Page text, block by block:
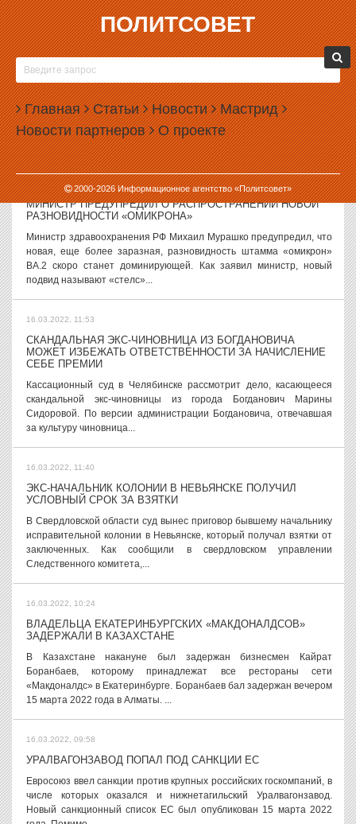
ПОЛИТСОВЕТ
Главная Статьи Новости Мастрид
Новости партнеров О проекте
2000-2026Информационное агентство «Политсовет»
16.03.2022, 13:52
В СВЕРДЛОВСКОЙ ОБЛАСТИ ЗАФИКСИРОВАЛИ 1 802
СЛУЧАЯ COVID-19 ЗА СУТКИ
В Свердловской области за сутки официально подтверждено 1 802
новых случая заражения коронавирусом. Это на 76 случаев
меньше, чем днем ранее. По данным областного оперативного
штаба на 16 марта 2022...
16.03.2022, 12:51
МИНИСТР ПРЕДУПРЕДИЛ О РАСПРОСТРАНЕНИИ НОВОЙ
РАЗНОВИДНОСТИ «ОМИКРОНА»
Министр здравоохранения РФ Михаил Мурашко предупредил, что
новая, еще более заразная, разновидность штамма «омикрон»
ВА.2 скоро станет доминирующей. Как заявил министр, новый
подвид называют «стелс»...
16.03.2022, 11:53
СКАНДАЛЬНАЯ ЭКС-ЧИНОВНИЦА ИЗ БОГДАНОВИЧА
МОЖЕТ ИЗБЕЖАТЬ ОТВЕТСТВЕННОСТИ ЗА НАЧИСЛЕНИЕ
СЕБЕ ПРЕМИИ
Кассационный суд в Челябинске рассмотрит дело, касающееся
скандальной экс-чиновницы из города Богданович Марины
Сидоровой. По версии администрации Богдановича, отвечавшая
за культуру чиновница...
16.03.2022, 11:40
ЭКС-НАЧАЛЬНИК КОЛОНИИ В НЕВЬЯНСКЕ ПОЛУЧИЛ
УСЛОВНЫЙ СРОК ЗА ВЗЯТКИ
В Свердловской области суд вынес приговор бывшему начальнику
исправительной колонии в Невьянске, который получал взятки от
заключенных. Как сообщили в свердловском управлении
Следственного комитета,...
16.03.2022, 10:24
ВЛАДЕЛЬЦА ЕКАТЕРИНБУРГСКИХ «МАКДОНАЛДСОВ»
ЗАДЕРЖАЛИ В КАЗАХСТАНЕ
В Казахстане накануне был задержан бизнесмен Кайрат
Боранбаев, которому принадлежат все рестораны сети
«Макдоналдс» в Екатеринбурге. Боранбаев бал задержан вечером
15 марта 2022 года в Алматы. ...
16.03.2022, 09:58
УРАЛВАГОНЗАВОД ПОПАЛ ПОД САНКЦИИ ЕС
Евросоюз ввел санкции против крупных российских госкомпаний, в
числе которых оказался и нижнетагильский Уралвагонзавод.
Новый санкционный список ЕС был опубликован 15 марта 2022